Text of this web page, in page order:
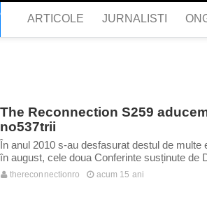
ARTICOLE JURNALISTI
The Reconnection S259
no537trii
În anul 2010 s-au desfasurat destul de
în august, cele doua Conferinte susținute de
thereconnectionro acum 15 ani